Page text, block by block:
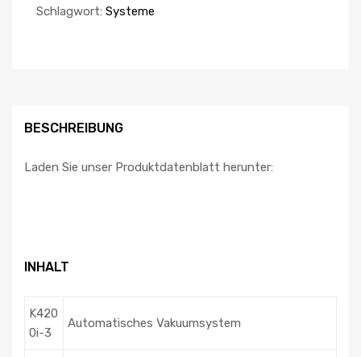
Schlagwort: Systeme
BESCHREIBUNG
Laden Sie unser Produktdatenblatt herunter:
INHALT
K420
0i-3
Automatisches Vakuumsystem